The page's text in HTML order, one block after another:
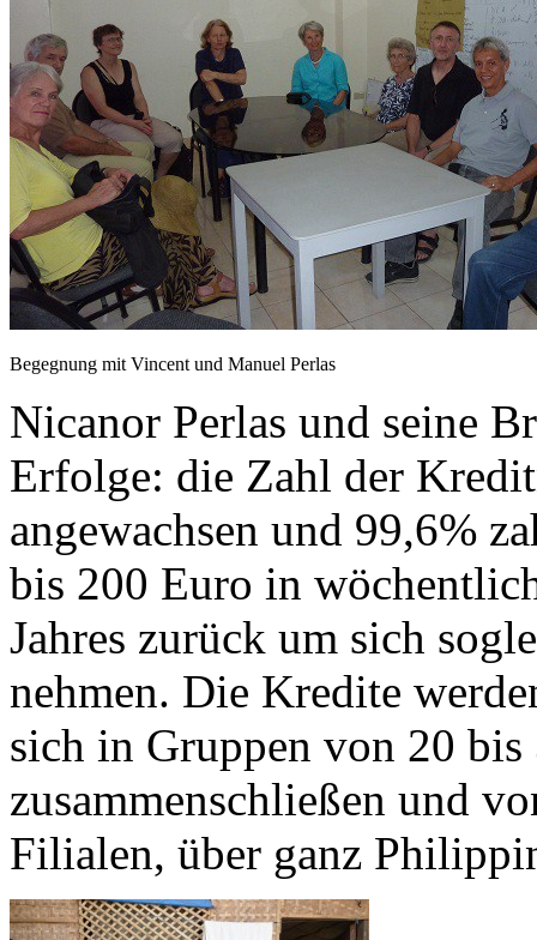
Begegnung mit Vincent und Manuel Perlas
Nicanor Perlas und seine
Erfolge: die Zahl der
angewachsen und 99,6%
bis 200 Euro in
Jahres zurück um sich
nehmen. Die Kredite
sich in Gruppen von 20
zusammenschließen und
Filialen, über ganz